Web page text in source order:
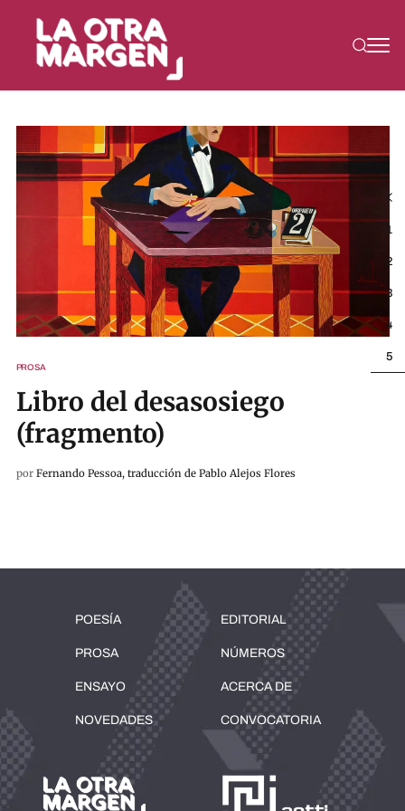
PROSA
Libro del desasosiego
(fragmento)
por Fernando Pessoa, traducción de Pablo Alejos Flores
1
2
3
4
5
POESÍA
PROSA
ENSAYO
NOVEDADES
EDITORIAL
NÚMEROS
ACERCA DE
CONVOCATORIA